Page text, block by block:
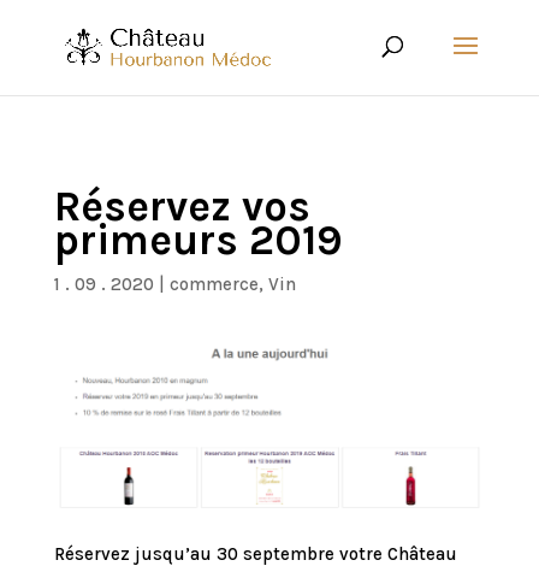
Réservez vos
primeurs 2019
1 . 09 . 2020 commerce, Vin
Réservez jusqu’au 30 septembre votre Château